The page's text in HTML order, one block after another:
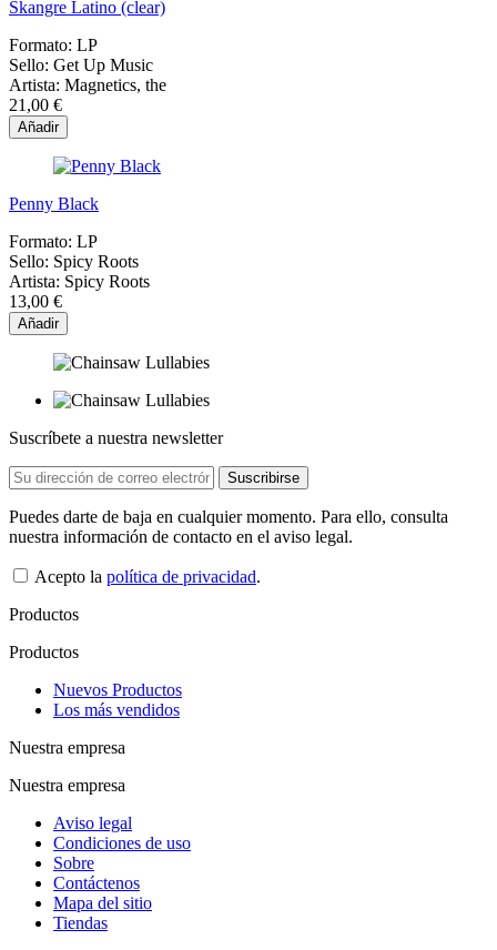
Skangre Latino (clear)
Formato: LP
Sello: Get Up Music
Artista: Magnetics, the
21,00 €
Añadir
Penny Black
Formato: LP
Sello: Spicy Roots
Artista: Spicy Roots
13,00 €
Añadir
Suscríbete a nuestra newsletter
Puedes darte de baja en cualquier momento. Para ello, consulta
nuestra información de contacto en el aviso legal.
Acepto la política de privacidad.
Productos
Productos
Nuevos Productos
Los más vendidos
Nuestra empresa
Nuestra empresa
Aviso legal
Condiciones de uso
Sobre
Contáctenos
Mapa del sitio
Tiendas